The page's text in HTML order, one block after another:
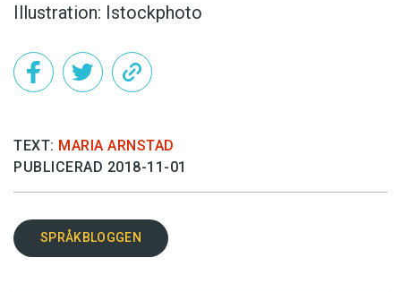
Illustration: Istockphoto
TEXT: MARIA ARNSTAD
PUBLICERAD 2018-11-01
SPRÅKBLOGGEN